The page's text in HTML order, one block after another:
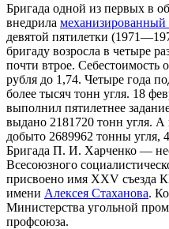
Бригада одной из первых в
внедрила механизированный
девятой пятилетки
бригаду возросла в четыре
почти втрое. Себестоимость
рубля до 1,74. Четыре года
более тысяч тонн угля. 18
выполнил пятилетнее
выдано 2181720 тонн угля. А
добыто 2689962 тонны угля,
Бригада П. И. Харченко —
Всесоюзного
присвоено имя XXV съезда
имени Алексея Стаханова.
Министерства угольной
профсоюза.